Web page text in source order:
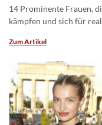
14 Prominente Frauen,
kämpfen und sich für
Zum Artikel